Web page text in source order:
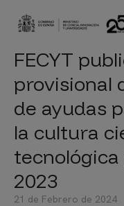
21 de Febrero de 2024
FECYT
provisional
de ayudas
la cultura
tecnológica
2023